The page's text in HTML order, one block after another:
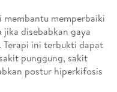
memperbaiki
disebabkan gaya
Terapi ini terbukti dapat
punggung, sakit
postur hiperkifosis